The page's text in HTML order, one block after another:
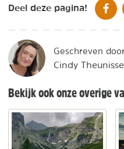
Deel deze pagina!
Geschreven door
Cindy
Bekijk ook onze overige